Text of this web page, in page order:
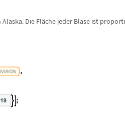
Die Fläche jeder Blase ist